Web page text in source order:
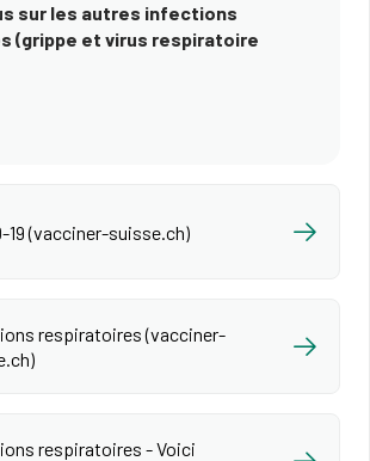
sur les autres infections
(grippe et virus respiratoire
19 (vacciner-suisse.ch)
respiratoires (vacciner-
respiratoires - Voici